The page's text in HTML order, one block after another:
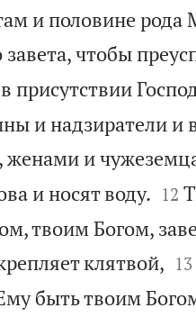
и половине рода
чтобы
присутствии
и надзиратели и
женами и
и носят воду.
12
твоим Богом,
клятвой,
13
быть твоим